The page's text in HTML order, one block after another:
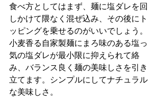
食べ方としてはまず、麺に塩ダレを回
しかけて隈なく混ぜ込み、その後にト
ッピングを乗せるのがいいでしょう。
小麦香る自家製麺にまろ味のある塩っ
気の塩ダレが最小限に抑えられて絡
み、バランス良く麺の美味しさを引き
立てます。シンプルにしてナチュラル
な美味しさ。